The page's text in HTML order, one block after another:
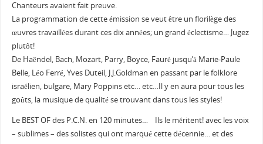
Chanteurs avaient fait preuve.
La programmation de cette émission se veut être un florilège des
œuvres travaillées durant ces dix années; un grand éclectisme… Jugez
plutôt!
De Haëndel, Bach, Mozart, Parry, Boyce, Fauré jusqu’à Marie-Paule
Belle, Léo Ferré, Yves Duteil, J.J.Goldman en passant par le folklore
israélien, bulgare, Mary Poppins etc… etc…Il y en aura pour tous les
goûts, la musique de qualité se trouvant dans tous les styles!
Le BEST OF des P.C.N. en 120 minutes… Ils le méritent! avec les voix
– sublimes – des solistes qui ont marqué cette décennie… et des